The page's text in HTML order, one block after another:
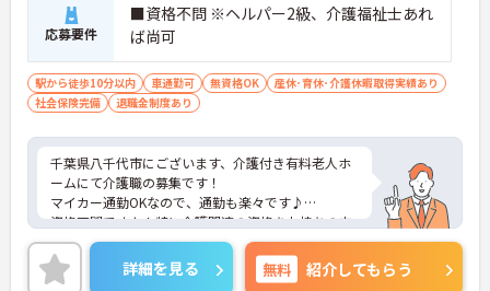
応募要件
■資格不問 ※ヘルパー2級、介護福祉士あれ
ば尚可
駅から徒歩10分以内 車通勤可 無資格OK
産休･育休･介護休暇取得実績あり
社会保険完備
退職金制度あり
千葉県八千代市にございます、介護付き有料老人ホ
ームにて介護職の募集です！
マイカー通勤OKなので、通勤も楽々です♪
資格不問ですよ！特に介護関連の資格をお持ちの方
は、活躍できる場面が沢山ございます。
ご興味のある方は、マイナビ介護職までお問い合わ
せください。
詳細を見る 無料 紹介してもらう